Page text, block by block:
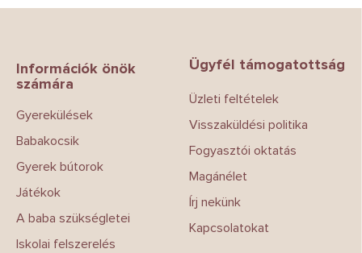
i
m
Információk önök
számára
Gyerekülések
Babakocsik
Gyerek bútorok
Játékok
A baba szükségletei
Iskolai felszerelés
Ügyfél támogatottság
Üzleti feltételek
Visszaküldési politika
Fogyasztói oktatás
Magánélet
Írj nekünk
Kapcsolatokat